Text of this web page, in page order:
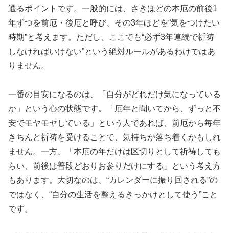
通るポイントです。一般的には、さきほどの本厄の前後1
年ずつを前厄・後厄と呼び、その3年ほどを“気をつけたい
時期”と考えます。ただし、ここでも“必ず3年連続で祈祷
しなければいけない”という絶対ルールがあるわけではあ
りません。
一番の目安になるのは、「自分がどれだけ気になっている
か」という心の状態です。「厄年と聞いてから、ずっと不
安でモヤモヤしている」という人であれば、前厄から毎年
きちんと祈祷を受けることで、気持ちが落ち着くかもしれ
ません。一方、「本厄の年だけは区切りとして祈祷しても
らい、前後は普段どおりお参りだけにする」という考え方
もあります。大切なのは、“カレンダーに振り回される”の
ではなく、“自分の生活を整えるきっかけとして使う”こと
です。